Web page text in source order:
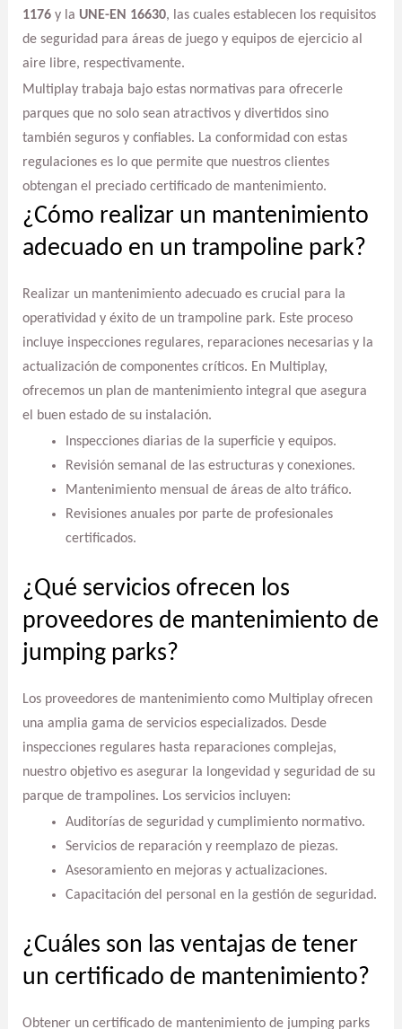
1176y la UNE-EN 16630, las cuales establecen los requisitos
de seguridad para áreas de juego y equipos de ejercicio al
aire libre, respectivamente.
Multiplay trabaja bajo estas normativas para ofrecerle
parques que no solo sean atractivos y divertidos sino
también seguros y confiables. La conformidad con estas
regulaciones es lo que permite que nuestros clientes
obtengan el preciado certificado de mantenimiento.
¿Cómo realizar un mantenimiento
adecuado en un trampoline park?
Realizar un mantenimiento adecuado es crucial para la
operatividad y éxito de un trampoline park. Este proceso
incluye inspecciones regulares, reparaciones necesarias y la
actualización de componentes críticos. En Multiplay,
ofrecemos un plan de mantenimiento integral que asegura
el buen estado de su instalación.
Inspecciones diarias de la superficie y equipos.
Revisión semanal de las estructuras y conexiones.
Mantenimiento mensual de áreas de alto tráfico.
Revisiones anuales por parte de profesionales
certificados.
¿Qué servicios ofrecen los
proveedores de mantenimiento de
jumping parks?
Los proveedores de mantenimiento como Multiplay ofrecen
una amplia gama de servicios especializados. Desde
inspecciones regulares hasta reparaciones complejas,
nuestro objetivo es asegurar la longevidad y seguridad de su
parque de trampolines. Los servicios incluyen:
Auditorías de seguridad y cumplimiento normativo.
Servicios de reparación y reemplazo de piezas.
Asesoramiento en mejoras y actualizaciones.
Capacitación del personal en la gestión de seguridad.
¿Cuáles son las ventajas de tener
un certificado de mantenimiento?
Obtener un certificado de mantenimiento de jumping parks